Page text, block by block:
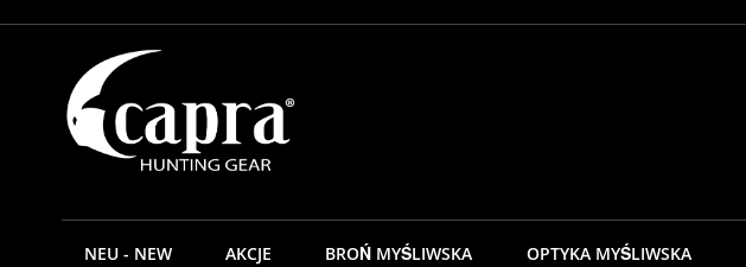
Przejdź
treści
NEU - NEW AKCJE BROŃ MYŚLIWSKA OPTYKA MYŚLIWSKA